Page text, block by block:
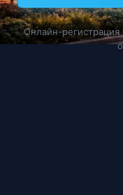
Онлайн-регистрация